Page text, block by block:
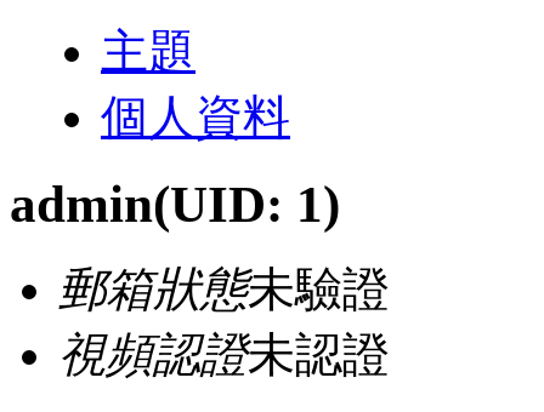
主題
個人資料
admin(UID: 1)
郵箱狀態未驗證
視頻認證未認證